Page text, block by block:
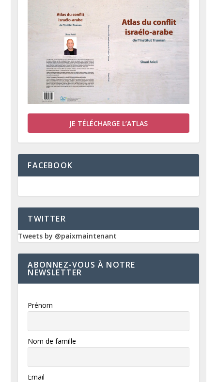
JE TÉLÉCHARGE L’ATLAS
FACEBOOK
TWITTER
Tweets by @paixmaintenant
ABONNEZ-VOUS À NOTRE
NEWSLETTER
Prénom
Nom de famille
Email